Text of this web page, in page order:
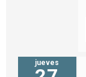
jueves